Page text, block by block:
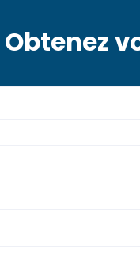
Obtenez